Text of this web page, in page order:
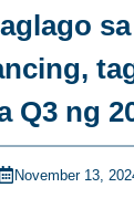
Q3 ng
November 13,